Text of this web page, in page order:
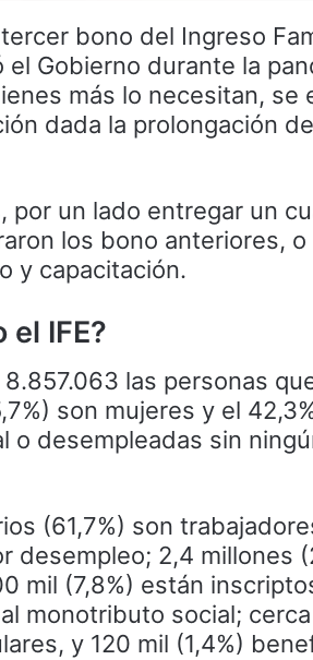
bono del Ingreso
el Gobierno durante la
más lo necesitan, se
dada la prolongación de
un lado entregar un
los bono anteriores,
y capacitación.
IFE?
las personas
son mujeres y el
o desempleadas sin
(61,7%) son
desempleo; 2,4 millones
mil (7,8%) están
monotributo social;
y 120 mil (1,4%)